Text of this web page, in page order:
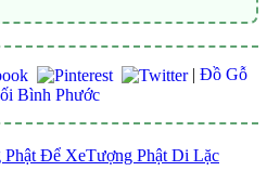
| Đồ Gỗ
Bình Phước
Phật Để XeTượng Phật Di Lặc